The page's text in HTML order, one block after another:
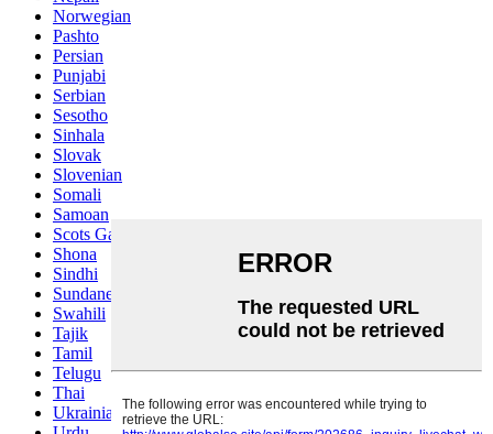
Norwegian
Pashto
Persian
Punjabi
Serbian
Sesotho
Sinhala
Slovak
Slovenian
Somali
Samoan
Scots Gaelic
Shona
Sindhi
Sundanese
Swahili
Tajik
Tamil
Telugu
Thai
Ukrainian